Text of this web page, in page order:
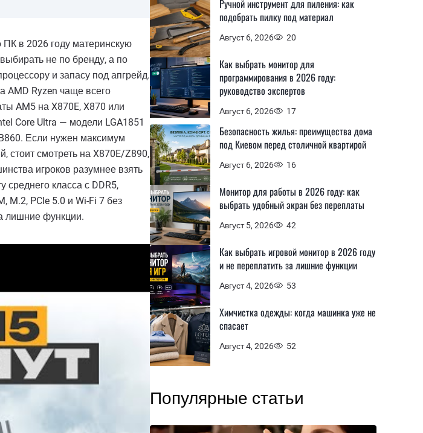
ПК в 2026 году материнскую
не по бренду, а по
и запасу под апгрейд.
AMD Ryzen чаще всего
AM5 на X870E, X870 или
Core Ultra — модели LGA1851
Если нужен максимум
стоит смотреть на X870E/Z890,
игроков разумнее взять
среднего класса с DDR5,
M.2, PCIe 5.0 и Wi-Fi 7 без
лишние функции.
Август 6, 2026 20
Ручной инструмент для пиления: как
подобрать пилку под материал
Август 6, 2026 17
Как выбрать монитор для
программирования в 2026 году:
руководство экспертов
Август 6, 2026 16
Безопасность жилья: преимущества дома
под Киевом перед столичной квартирой
Август 5, 2026 42
Монитор для работы в 2026 году: как
выбрать удобный экран без переплаты
Август 4, 2026 53
Как выбрать игровой монитор в 2026 году
и не переплатить за лишние функции
Август 4, 2026 52
Химчистка одежды: когда машинка уже не
спасает
Популярные статьи